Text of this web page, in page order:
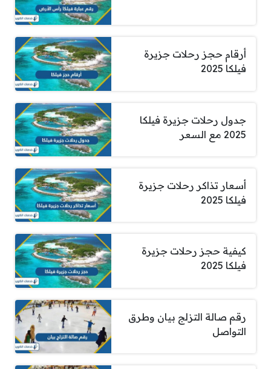
أرقام حجز رحلات جزيرة
فيلكا 2025
جدول رحلات جزيرة فيلكا
2025 مع السعر
أسعار تذاكر رحلات جزيرة
فيلكا 2025
كيفية حجز رحلات جزيرة
فيلكا 2025
رقم صالة التزلج بيان وطرق
التواصل